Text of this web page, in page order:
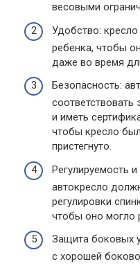
весовыми
Удобство:
ребенка, чтобы
даже во время
Безопасность:
и иметь
чтобы кресло
пристегнуто.
Регулируемость
автокресло
регулировки
чтобы оно могло
Защита боковых
с хорошей